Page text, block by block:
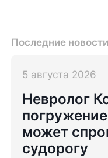
Последние новости
5 августа 2026
Невролог
может
судорогу